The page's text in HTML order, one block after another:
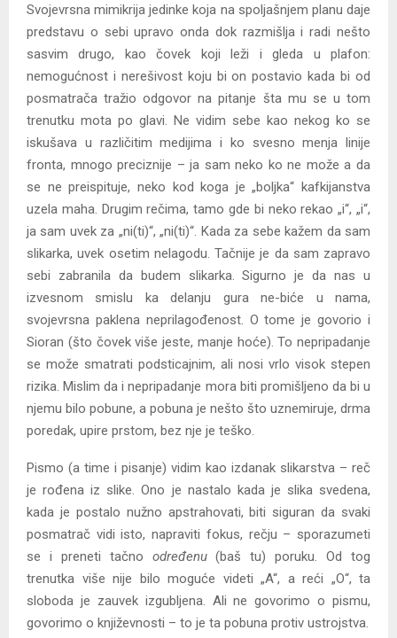
Svojevrsna mimikrija jedinke koja na spoljašnjem planu daje
predstavu o sebi upravo onda dok razmišlja i radi nešto
sasvim drugo, kao čovek koji leži i gleda u plafon:
nemogućnost i nerešivost koju bi on postavio kada bi od
posmatrača tražio odgovor na pitanje šta mu se u tom
trenutku mota po glavi. Ne vidim sebe kao nekog ko se
iskušava u različitim medijima i ko svesno menja linije
fronta, mnogo preciznije – ja sam neko ko ne može a da
se ne preispituje, neko kod koga je „boljka“ kafkijanstva
uzela maha. Drugim rečima, tamo gde bi neko rekao „i“, „i“,
ja sam uvek za „ni(ti)“, „ni(ti)“. Kada za sebe kažem da sam
slikarka, uvek osetim nelagodu. Tačnije je da sam zapravo
sebi zabranila da budem slikarka. Sigurno je da nas u
izvesnom smislu ka delanju gura ne-biće u nama,
svojevrsna paklena neprilagođenost. O tome je govorio i
Sioran (što čovek više jeste, manje hoće). To nepripadanje
se može smatrati podsticajnim, ali nosi vrlo visok stepen
rizika. Mislim da i nepripadanje mora biti promišljeno da bi u
njemu bilo pobune, a pobuna je nešto što uznemiruje, drma
poredak, upire prstom, bez nje je teško.
Pismo (a time i pisanje) vidim kao izdanak slikarstva – reč
je rođena iz slike. Ono je nastalo kada je slika svedena,
kada je postalo nužno apstrahovati, biti siguran da svaki
posmatrač vidi isto, napraviti fokus, rečju – sporazumeti
se i preneti tačno određenu(baš tu) poruku. Od tog
trenutka više nije bilo moguće videti „A“, a reći „O“, ta
sloboda je zauvek izgubljena. Ali ne govorimo o pismu,
govorimo o književnosti – to je ta pobuna protiv ustrojstva.